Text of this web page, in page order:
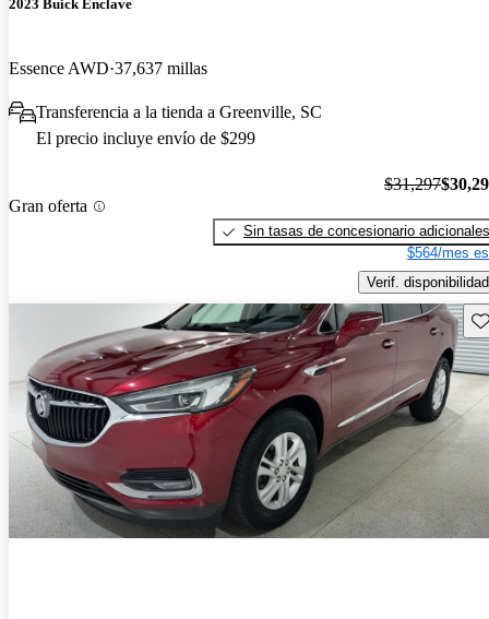
2023 Buick Enclave
Essence AWD 37,637 millas
Transferencia a la tienda a Greenville, SC
El precio incluye envío de $299
Gran oferta
$31,297
Sin tasas de concesionario adicionales
$564/mes
Verif. disponibilidad